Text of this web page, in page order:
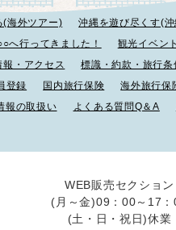
(海外ツアー)
沖縄を遊び尽くす(
へ行ってきました！
観光イベン
報・アクセス 標識・約款・旅行条
登録
国内旅行保険
海外旅行保
報の取扱い よくある質問Q＆A
WEB販売セクション
(月～金)09：00～17：
(土・日・祝日)休業